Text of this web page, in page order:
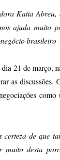
Katia
ajuda muito
brasileiro
21 de março,
as
de que
muito desta